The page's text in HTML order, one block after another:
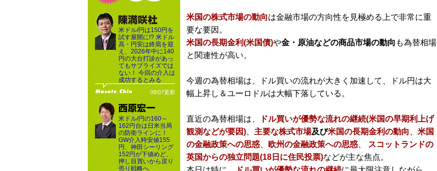
米国の株式市場の動向は金融市場の方向性を見極める上で非常に重
要な要因。
米国の長期金利(米国債)や金・原油などの商品市場の動向 も為替相場
と関連性が高い。
今週の為替相場は、ドル買いの流れが大きく加速して、ドル円は大
幅上昇し＆ユーロドルは大幅下落している。
直近の為替相場は、
ドル買いが優勢な流れの継続(米国の早期利上げ
観測などが要因)
主要な株式市場及び米国の長期金利の動向
米国
の金融政策への思惑
欧州の金融政策への思惑
スコットランドの
英国からの独立問題(18日に住民投票)などが主な焦点。
米ドル/円は150円を
試す展開に!? 米ドル
高・円安は終焉を迎
え、2026年中に140
円の大台打診があっ
てもサプライズでは
ない！ 今回の介入は
成功するとみる
08/07更新
米ドル/円の160～
162円台は日米当局
の防衛ラインに！
GW介入時安値155
円、神田シーリング
152円が下値めど、
押し目買いから戻り
売り戦略へ